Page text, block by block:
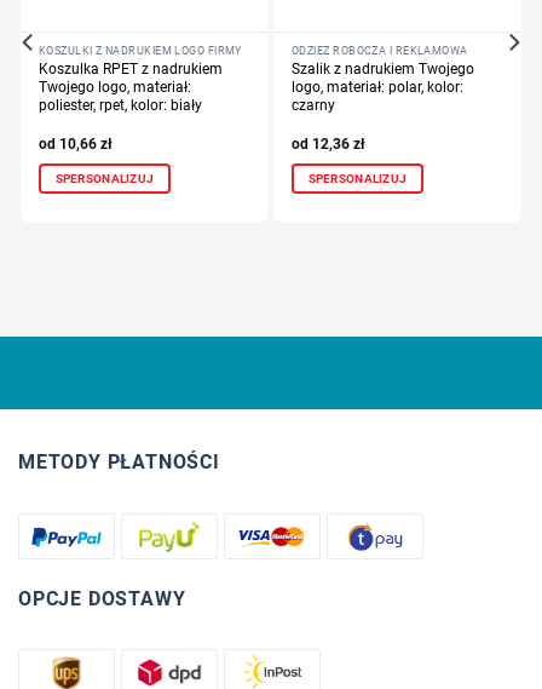
KOSZULKI Z NADRUKIEM LOGO FIRMY
Koszulka RPET z nadrukiem
Twojego logo, materiał:
poliester, rpet, kolor: biały
10,66 zł
SPERSONALIZUJ
ODZIEŻ ROBOCZA I REKLAMOWA
Szalik z nadrukiem Twojego
logo, materiał: polar, kolor:
czarny
12,36 zł
SPERSONALIZUJ
METODY PŁATNOŚCI
OPCJE DOSTAWY